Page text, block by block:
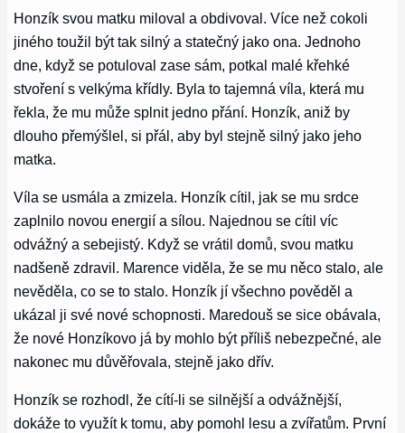
Honzík svou matku miloval a obdivoval. Více než cokoli
jiného toužil být tak silný a statečný jako ona. Jednoho
dne, když se potuloval zase sám, potkal malé křehké
stvoření s velkýma křídly. Byla to tajemná víla, která mu
řekla, že mu může splnit jedno přání. Honzík, aniž by
dlouho přemýšlel, si přál, aby byl stejně silný jako jeho
matka.
Víla se usmála a zmizela. Honzík cítil, jak se mu srdce
zaplnilo novou energií a sílou. Najednou se cítil víc
odvážný a sebejistý. Když se vrátil domů, svou matku
nadšeně zdravil. Marence viděla, že se mu něco stalo, ale
nevěděla, co se to stalo. Honzík jí všechno pověděl a
ukázal ji své nové schopnosti. Maredouš se sice obávala,
že nové Honzíkovo já by mohlo být příliš nebezpečné, ale
nakonec mu důvěřovala, stejně jako dřív.
Honzík se rozhodl, že cítí-li se silnější a odvážnější,
dokáže to využít k tomu, aby pomohl lesu a zvířatům. První